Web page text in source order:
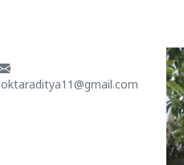
oktaraditya11@gmail.com